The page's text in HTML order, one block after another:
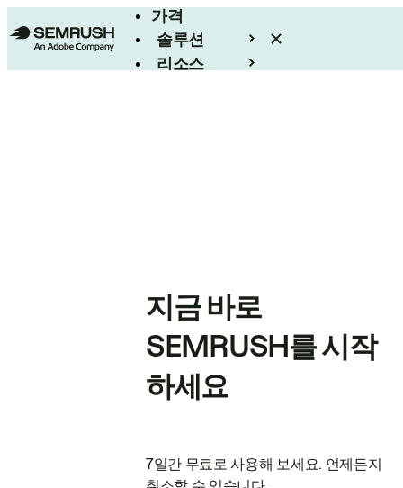
가격
솔루션
리소스
지금 바로
SEMRUSH를 시작
하세요
7일간 무료로 사용해 보세요. 언제든지